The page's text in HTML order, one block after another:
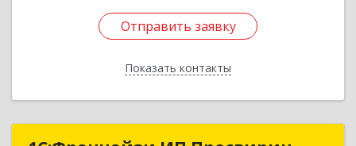
Отправить заявку
Показать контакты
Отправить заявку
Назад